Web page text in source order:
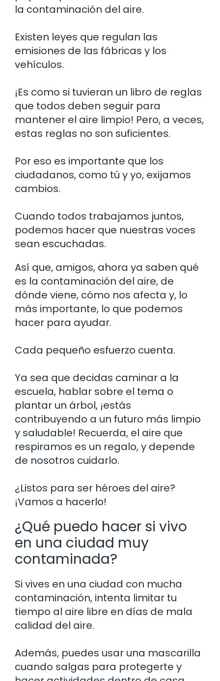
la contaminación del aire.
Existen leyes que regulan las
emisiones de las fábricas y los
vehículos.
¡Es como si tuvieran un libro de reglas
que todos deben seguir para
mantener el aire limpio! Pero, a veces,
estas reglas no son suficientes.
Por eso es importante que los
ciudadanos, como tú y yo, exijamos
cambios.
Cuando todos trabajamos juntos,
podemos hacer que nuestras voces
sean escuchadas.
Así que, amigos, ahora ya saben qué
es la contaminación del aire, de
dónde viene, cómo nos afecta y, lo
más importante, lo que podemos
hacer para ayudar.
Cada pequeño esfuerzo cuenta.
Ya sea que decidas caminar a la
escuela, hablar sobre el tema o
plantar un árbol, ¡estás
contribuyendo a un futuro más limpio
y saludable! Recuerda, el aire que
respiramos es un regalo, y depende
de nosotros cuidarlo.
¿Listos para ser héroes del aire?
¡Vamos a hacerlo!
¿Qué puedo hacer si vivo
en una ciudad muy
contaminada?
Si vives en una ciudad con mucha
contaminación, intenta limitar tu
tiempo al aire libre en días de mala
calidad del aire.
Además, puedes usar una mascarilla
cuando salgas para protegerte y